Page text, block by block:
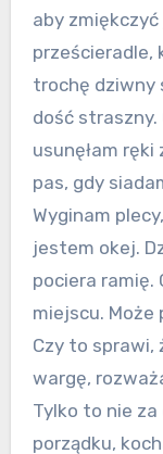
aby
prześcieradle,
trochę dziwny
dość straszny.
usunęłam
pas, gdy
Wyginam
jestem okej.
pociera ramię.
miejscu.
Czy to sprawi,
wargę,
Tylko to nie za
porządku,